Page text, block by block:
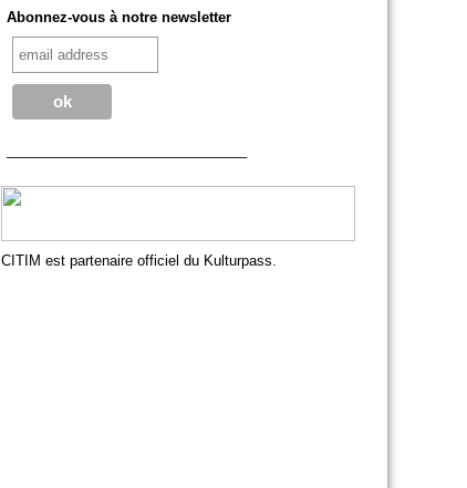
Abonnez-vous à notre newsletter
CITIM est partenaire officiel du Kulturpass.